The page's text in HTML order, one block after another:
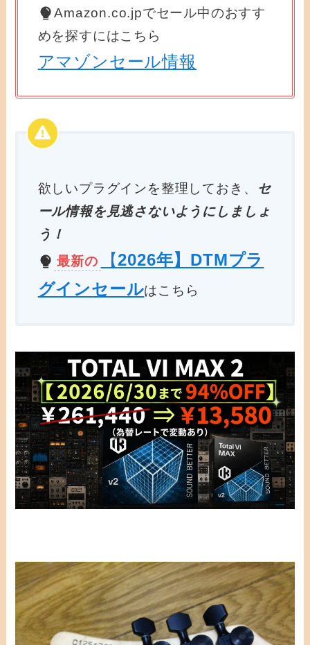
Amazon.co.jpでセール中のおすす
めを探すにはこちら
アマゾンセール情報
欲しいプラグインを整理しておき、
セ
ール情報を見逃さないようにしましょ
う！
最新の
【2026年】DTMプラ
グインセールはこちら